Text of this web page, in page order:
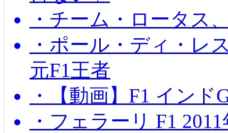
・チーム・ロータス
・ポール・ディ・レ
元F1王者
・【動画】F1 イン
・フェラーリ F1